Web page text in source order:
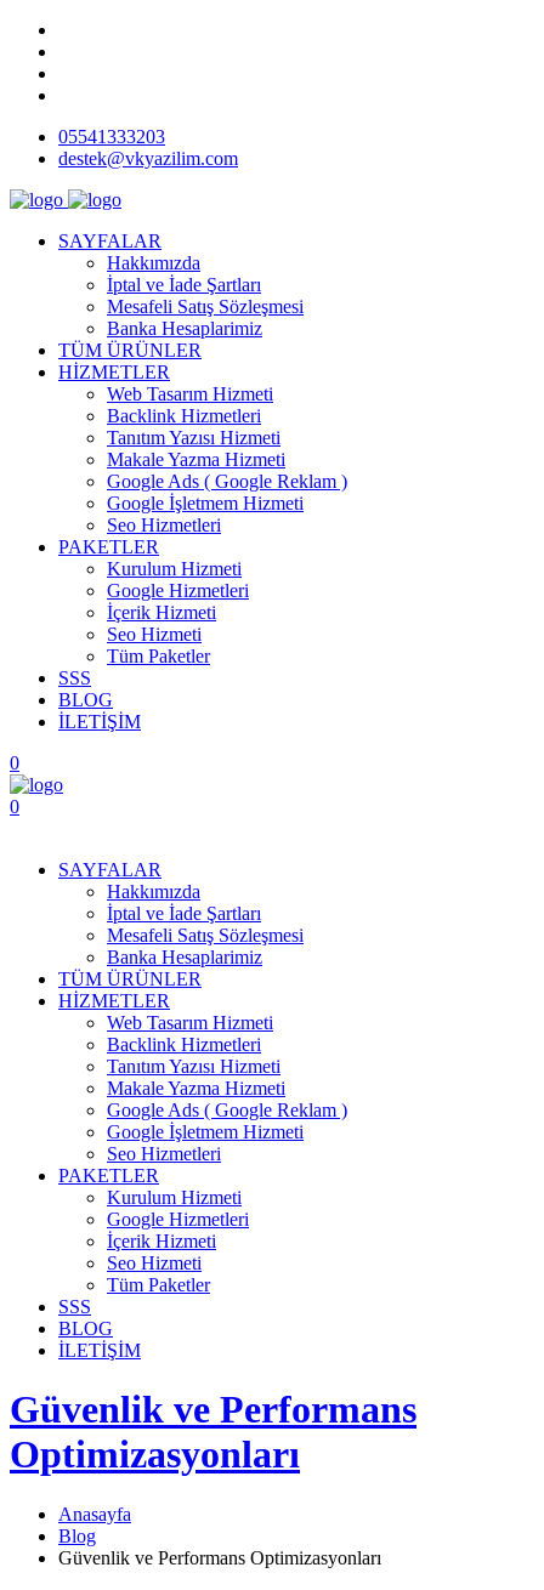
05541333203
destek@vkyazilim.com
SAYFALAR
Hakkımızda
İptal ve İade Şartları
Mesafeli Satış Sözleşmesi
Banka Hesaplarimiz
TÜM ÜRÜNLER
HİZMETLER
Web Tasarım Hizmeti
Backlink Hizmetleri
Tanıtım Yazısı Hizmeti
Makale Yazma Hizmeti
Google Ads ( Google Reklam )
Google İşletmem Hizmeti
Seo Hizmetleri
PAKETLER
Kurulum Hizmeti
Google Hizmetleri
İçerik Hizmeti
Seo Hizmeti
Tüm Paketler
SSS
BLOG
İLETİŞİM
0
0
SAYFALAR
Hakkımızda
İptal ve İade Şartları
Mesafeli Satış Sözleşmesi
Banka Hesaplarimiz
TÜM ÜRÜNLER
HİZMETLER
Web Tasarım Hizmeti
Backlink Hizmetleri
Tanıtım Yazısı Hizmeti
Makale Yazma Hizmeti
Google Ads ( Google Reklam )
Google İşletmem Hizmeti
Seo Hizmetleri
PAKETLER
Kurulum Hizmeti
Google Hizmetleri
İçerik Hizmeti
Seo Hizmeti
Tüm Paketler
SSS
BLOG
İLETİŞİM
Güvenlik ve Performans
Optimizasyonları
Anasayfa
Blog
Güvenlik ve Performans Optimizasyonları